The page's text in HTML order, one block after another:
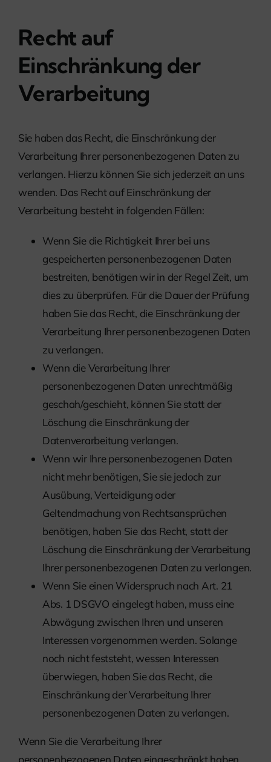
Recht auf
Einschränkung der
Verarbeitung
Sie haben das Recht, die Einschränkung der
Verarbeitung Ihrer personenbezogenen Daten zu
verlangen. Hierzu können Sie sich jederzeit an uns
wenden. Das Recht auf Einschränkung der
Verarbeitung besteht in folgenden Fällen:
Wenn Sie die Richtigkeit Ihrer bei uns
gespeicherten personenbezogenen Daten
bestreiten, benötigen wir in der Regel Zeit, um
dies zu überprüfen. Für die Dauer der Prüfung
haben Sie das Recht, die Einschränkung der
Verarbeitung Ihrer personenbezogenen Daten
zu verlangen.
Wenn die Verarbeitung Ihrer
personenbezogenen Daten unrechtmäßig
geschah/geschieht, können Sie statt der
Löschung die Einschränkung der
Datenverarbeitung verlangen.
Wenn wir Ihre personenbezogenen Daten
nicht mehr benötigen, Sie sie jedoch zur
Ausübung, Verteidigung oder
Geltendmachung von Rechtsansprüchen
benötigen, haben Sie das Recht, statt der
Löschung die Einschränkung der Verarbeitung
Ihrer personenbezogenen Daten zu verlangen.
Wenn Sie einen Widerspruch nach Art. 21
Abs. 1 DSGVO eingelegt haben, muss eine
Abwägung zwischen Ihren und unseren
Interessen vorgenommen werden. Solange
noch nicht feststeht, wessen Interessen
überwiegen, haben Sie das Recht, die
Einschränkung der Verarbeitung Ihrer
personenbezogenen Daten zu verlangen.
Wenn Sie die Verarbeitung Ihrer
personenbezogenen Daten eingeschränkt haben,